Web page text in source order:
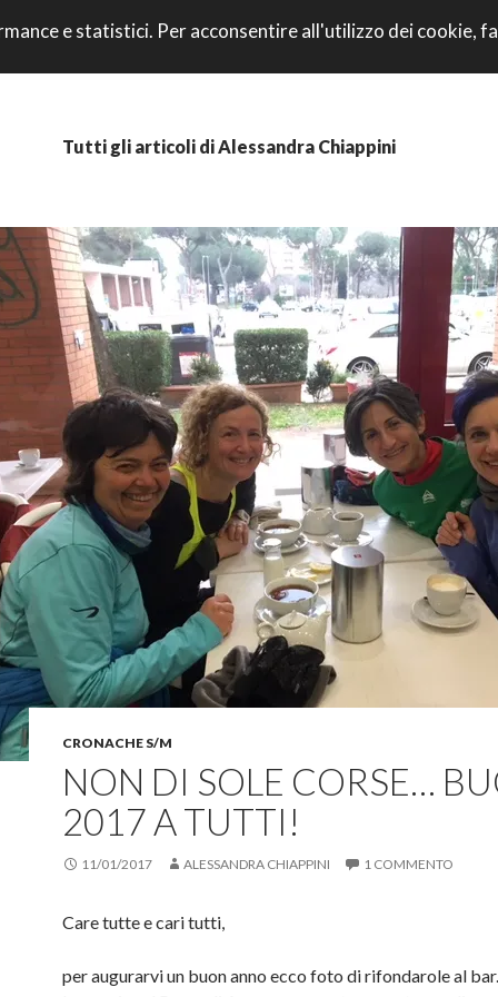
CORRI CON NOI
Tutti gli articoli di Alessandra Chiappini
CRONACHE S/M
NON DI SOLE CORSE…
2017 A TUTTI!
11/01/2017 ALESSANDRA CHIAPPINI 1 COMMENTO
Care tutte e cari tutti,
per augurarvi un buon anno ecco foto di rifondarole al
e statistici. Per acconsentire all'utilizzo dei cookie,